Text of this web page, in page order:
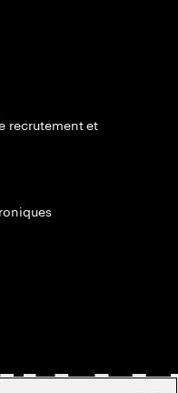
recrutement et